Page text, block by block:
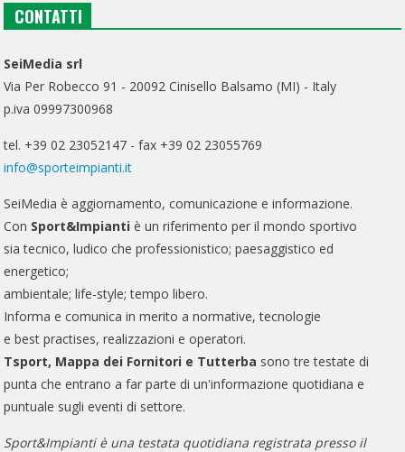
CONTATTI
SeiMedia srl
Via Per Robecco 91 - 20092 Cinisello Balsamo (MI) - Italy
p.iva 09997300968
tel. +39 02 23052147 - fax +39 02 23055769
info@sporteimpianti.it
SeiMedia è aggiornamento, comunicazione e informazione.
Con Sport&Impianti è un riferimento per il mondo sportivo
sia tecnico, ludico che professionistico; paesaggistico ed
energetico;
ambientale; life-style; tempo libero.
Informa e comunica in merito a normative, tecnologie
e best practises, realizzazioni e operatori.
Tsport, Mappa dei Fornitori e Tutterba sono tre testate di
punta che entrano a far parte di un'informazione quotidiana e
puntuale sugli eventi di settore.
Sport&Impianti è una testata quotidiana registrata presso il